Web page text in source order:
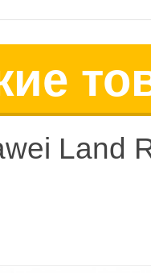
Land